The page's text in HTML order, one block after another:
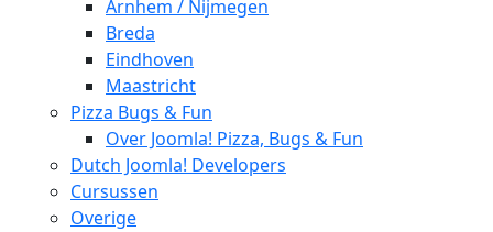
Arnhem / Nijmegen
Breda
Eindhoven
Maastricht
Pizza Bugs & Fun
Over Joomla! Pizza, Bugs & Fun
Dutch Joomla! Developers
Cursussen
Overige